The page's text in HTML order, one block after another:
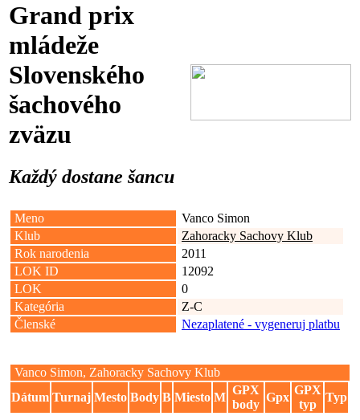
Grand prix
mládeže
Slovenského
šachového
zväzu
Každý dostane šancu
Meno
Vanco Simon
Klub
Zahoracky Sachovy Klub
Rok narodenia
2011
LOK ID
12092
LOK
0
Kategória
Z-C
Členské
Nezaplatené - vygeneruj platbu
Vanco Simon, Zahoracky Sachovy Klub
Dátum Turnaj Mesto Body B Miesto M
GPX
body
Gpx
GPX
typ
Typ